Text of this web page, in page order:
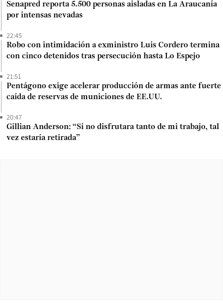
Senapred reporta 5.500 personas aisladas en La Araucanía
por intensas nevadas
22:45
Robo con intimidación a exministro Luis Cordero termina
con cinco detenidos tras persecución hasta Lo Espejo
21:51
Pentágono exige acelerar producción de armas ante fuerte
caída de reservas de municiones de EE.UU.
20:47
Gillian Anderson: “Si no disfrutara tanto de mi trabajo, tal
vez estaría retirada”